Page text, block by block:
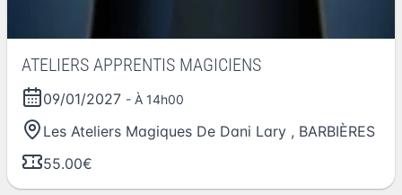
ATELIERS APPRENTIS MAGICIENS
09/01/2027 - À 14h00
Les Ateliers Magiques De Dani Lary , BARBIÈRES
55.00€